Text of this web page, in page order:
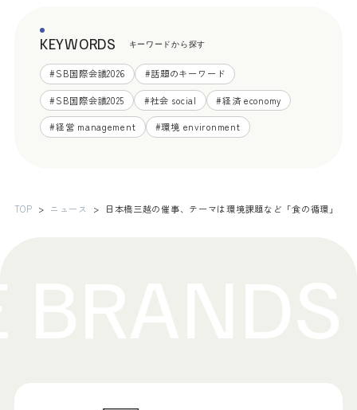
KEYWORDS キーワードから探す
#SB国際会議2026 #話題のキーワード
#SB国際会議2025 #社会 social #経済 economy
#経営 management #環境 environment
TOP ニュース 日本橋三越の催事、テーマは環境課題など「食の循環」